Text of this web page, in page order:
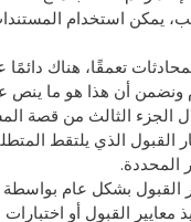
يمكن استخدام
تعمقًا، هناك
أن هذا هو ما ينص
الجزء الثالث من قصة
القبول الذي يلتقط
المحددة.
القبول بشكل عام
معايير القبول أو